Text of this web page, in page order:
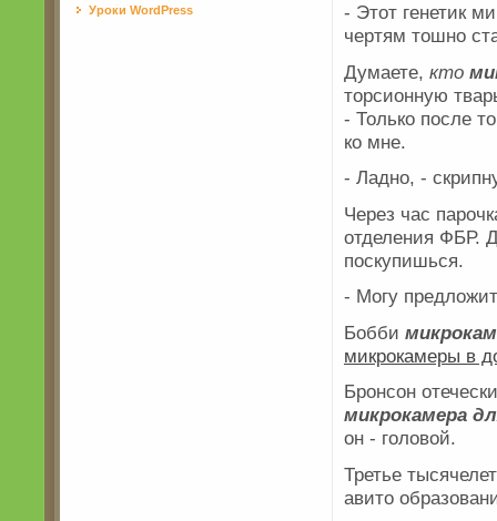
Уроки WordPress
- Этот генетик
чертям тошно
Думаете, кто
торсионную
- Только после
ко мне.
- Ладно, -
Через час
отделения ФБР.
поскупишься.
- Могу
Бобби
микрокамеры в
Бронсон
микрокамера
он - головой.
Третье
авито